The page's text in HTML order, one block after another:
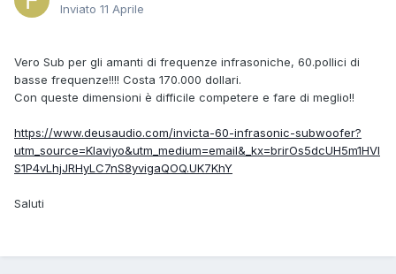
Inviato 11 Aprile
Vero Sub per gli amanti di frequenze infrasoniche, 60.pollici di
basse frequenze!!!! Costa 170.000 dollari.
Con queste dimensioni è difficile competere e fare di meglio!!
https://www.deusaudio.com/invicta-60-infrasonic-subwoofer?
utm_source=Klaviyo&utm_medium=email&_kx=brirOs5dcUH5m1HVl
S1P4vLhjJRHyLC7nS8yvigaQOQ.UK7KhY
Saluti